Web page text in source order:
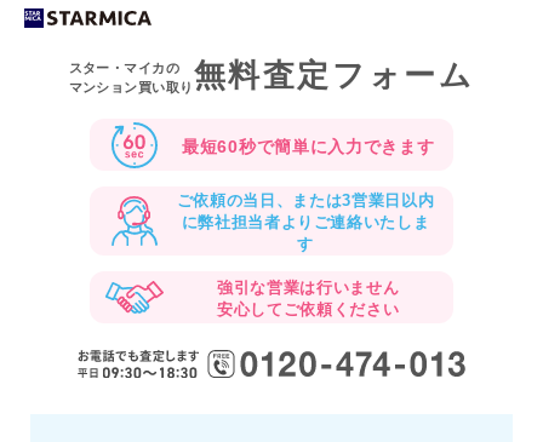
スター・マイカの
マンション買い取り 無料査定フォーム
最短60秒で簡単に入力できます
ご依頼の当日、または3営業日以内
に弊社担当者よりご連絡いたしま
す
強引な営業は行いません
安心してご依頼ください